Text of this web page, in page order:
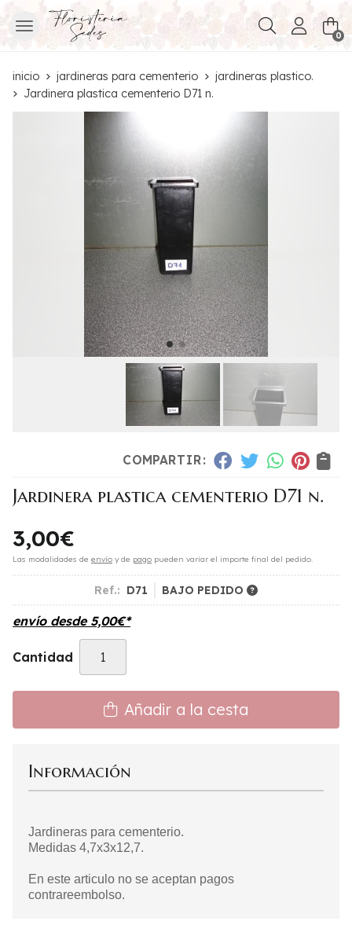
Buscar 0
inicio jardineras para cementerio
jardineras plastico.
Jardinera plastica cementerio D71 n.
COMPARTIR:
Jardinera plastica cementerio D71 n.
3,00€
Las modalidades de envío y de pago pueden variar el importe final del pedido.
Ref.: D71 BAJO PEDIDO
envío desde 5,00€*
Cantidad
Añadir a la cesta
Información
Jardineras para cementerio.
Medidas 4,7x3x12,7.
En este articulo no se aceptan pagos
contrareembolso.